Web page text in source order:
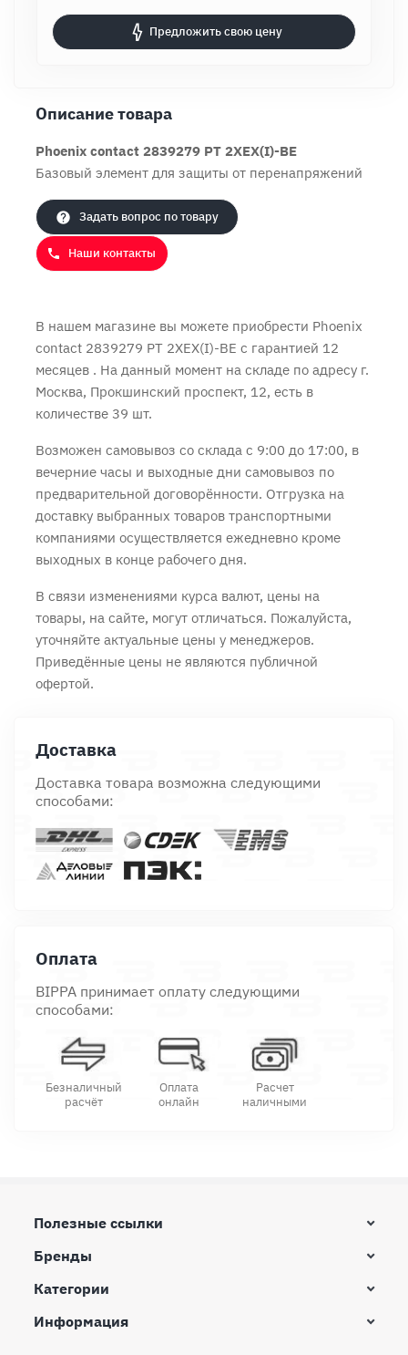
Предложить свою цену
Описание товара
Phoenix contact 2839279 PT 2XEX(I)-BE
Базовый элемент для защиты от перенапряжений
Задать вопрос по товару
Наши контакты
В нашем магазине вы можете приобрести Phoenix
contact 2839279 PT 2XEX(I)-BE с гарантией 12
месяцев . На данный момент на складе по адресу г.
Москва, Прокшинский проспект, 12, есть в
количестве 39 шт.
Возможен самовывоз со склада с 9:00 до 17:00, в
вечерние часы и выходные дни самовывоз по
предварительной договорённости. Отгрузка на
доставку выбранных товаров транспортными
компаниями осуществляется ежедневно кроме
выходных в конце рабочего дня.
В связи изменениями курса валют, цены на
товары, на сайте, могут отличаться. Пожалуйста,
уточняйте актуальные цены у менеджеров.
Приведённые цены не являются публичной
офертой.
Доставка
Доставка товара возможна следующими
способами:
Оплата
BIPPA принимает оплату следующими
способами:
Безналичный
расчёт
Оплата
онлайн
Расчет
наличными
Полезные ссылки
Бренды
Категории
Информация
Продолжить покупки Оформить заказ